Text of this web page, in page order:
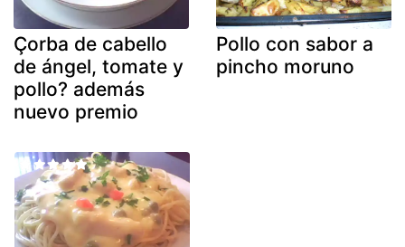
Çorba de cabello
de ángel, tomate y
pollo? además
nuevo premio
Pollo con sabor a
pincho moruno